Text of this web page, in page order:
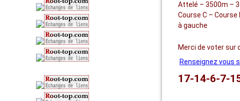
Attelé – 3500m –
Course C – Course
à gauche
Merci de voter sur
Renseignez vous
17-14-6-7-